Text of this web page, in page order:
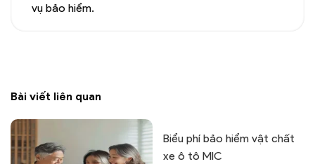
vụ bảo hiểm.
Bài viết liên quan
Biểu phí bảo hiểm vật chất
xe ô tô MIC